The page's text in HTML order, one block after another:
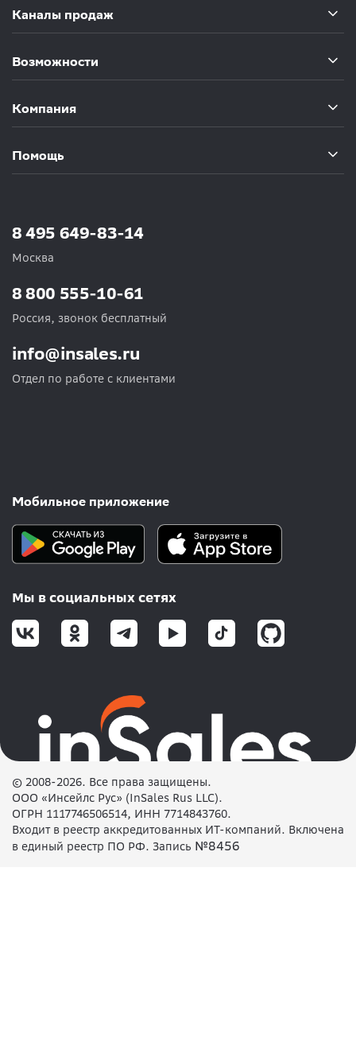
Каналы продаж
Возможности
Компания
Помощь
8 495 649-83-14
Москва
info@insales.ru
Отдел по работе с клиентами
8 800 555-10-61
Россия, звонок бесплатный
Мобильное приложение
Мы в социальных сетях
© 2008-2026. Все права защищены.
ООО «Инсейлс Рус» (InSales Rus LLC).
ОГРН 1117746506514, ИНН 7714843760.
Входит в реестр аккредитованных ИТ-компаний. Включена
в единый реестр ПО РФ. Запись №8456